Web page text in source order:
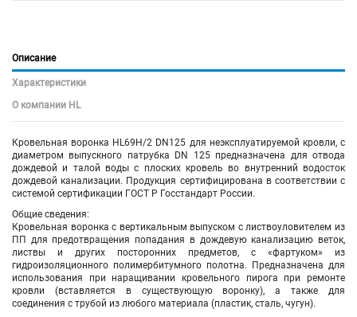
Описание
Характеристики
О компании HL
Кровельная воронка HL69H/2 DN125 для неэксплуатируемой кровли, с
диаметром выпускного патрубка DN 125 предназначена для отвода
дождевой и талой воды с плоских кровель во внутренний водосток
дождевой канализации. Продукция сертифицирована в соответствии с
системой сертификации ГОСТ Р Госстандарт России.
Общие сведения:
Кровельная воронка с вертикальным выпуском с листвоуловителем из
ПП для предотвращения попадания в дождевую канализацию веток,
листвы и других посторонних предметов, с «фартуком» из
гидроизоляционного полимербитумного полотна. Предназначена для
использования при наращивании кровельного пирога при ремонте
кровли (вставляется в существующую воронку), а также для
соединения с трубой из любого материала (пластик, сталь, чугун).